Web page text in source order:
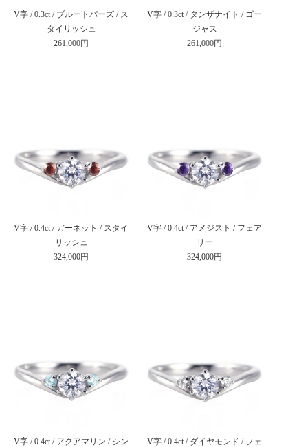
V字 / 0.3ct / ブルートパーズ / ス
タイリッシュ
261,000円
V字 / 0.3ct / タンザナイト / ゴー
ジャス
261,000円
V字 / 0.4ct / ガーネット / スタイ
リッシュ
324,000円
V字 / 0.4ct / アメジスト / フェア
リー
324,000円
V字 / 0.4ct / アクアマリン / シン
V字 / 0.4ct / ダイヤモンド / フェ